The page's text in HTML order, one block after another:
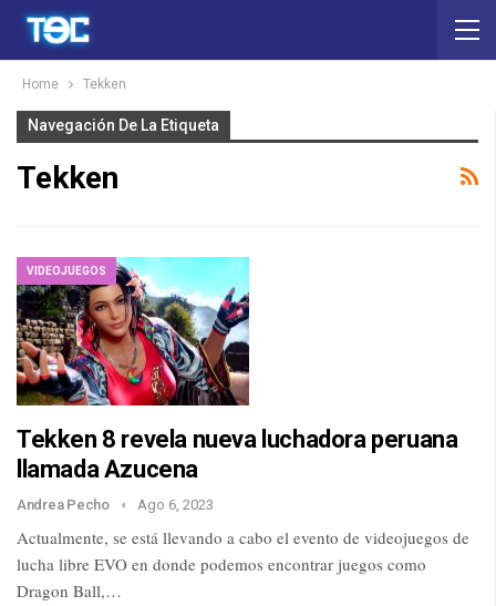
Home Tekken
Navegación De La Etiqueta
Tekken
VIDEOJUEGOS
Tekken 8 revela nueva luchadora peruana
llamada Azucena
Andrea Pecho Ago 6, 2023
Actualmente, se está llevando a cabo el evento de videojuegos de
lucha libre EVO en donde podemos encontrar juegos como
Dragon Ball,…